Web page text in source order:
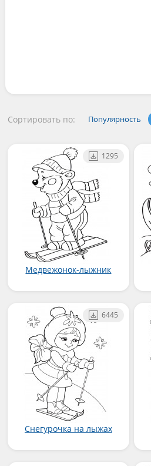
Сортировать по: Популярность
Медвежонок-лыжник
1295
Снегурочка на лыжах
6445